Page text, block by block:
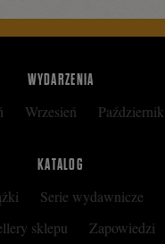
WYDARZENIA
Wrzesień Październik
KATALOG
Serie wydawnicze
sklepu
Zapowiedzi